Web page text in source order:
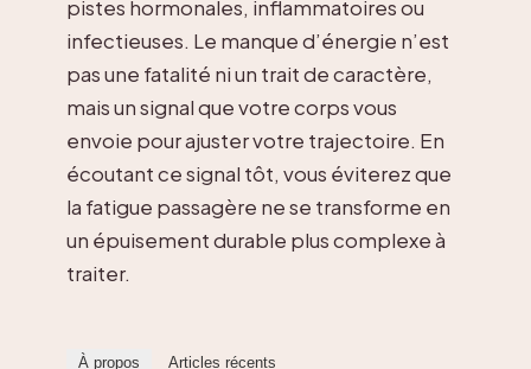
pistes hormonales, inflammatoires ou
infectieuses. Le manque d’énergie n’est
pas une fatalité ni un trait de caractère,
mais un signal que votre corps vous
envoie pour ajuster votre trajectoire. En
écoutant ce signal tôt, vous éviterez que
la fatigue passagère ne se transforme en
un épuisement durable plus complexe à
traiter.
À propos Articles récents